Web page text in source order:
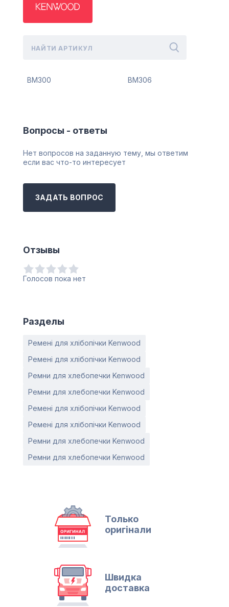
BM300 BM306
Вопросы - ответы
Нет вопросов на заданную тему, мы ответим
если вас что-то интересует
ЗАДАТЬ ВОПРОС
Отзывы
Голосов пока нет
Разделы
Ремені для хлібопічки Kenwood
Ремені для хлібопічки Kenwood
Ремни для хлебопечки Kenwood
Ремни для хлебопечки Kenwood
Ремені для хлібопічки Kenwood
Ремені для хлібопічки Kenwood
Ремни для хлебопечки Kenwood
Ремни для хлебопечки Kenwood
Только
оригінали
Швидка
доставка